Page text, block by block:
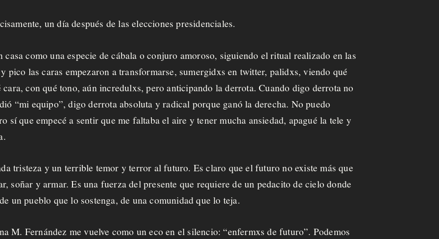
un día después de las elecciones presidenciales.
como una especie de cábala o conjuro amoroso, siguiendo el ritual realizado en las
pico las caras empezaron a transformarse, sumergidxs en twitter, palidxs, viendo qué
con qué tono, aún incredulxs, pero anticipando la derrota. Cuando digo derrota no
“mi equipo”, digo derrota absoluta y radical porque ganó la derecha. No puedo
sí que empecé a sentir que me faltaba el aire y tener mucha ansiedad, apagué la tele y
tristeza y un terrible temor y terror al futuro. Es claro que el futuro no existe más que
soñar y armar. Es una fuerza del presente que requiere de un pedacito de cielo donde
un pueblo que lo sostenga, de una comunidad que lo teja.
M. Fernández me vuelve como un eco en el silencio: “enfermxs de futuro”. Podemos